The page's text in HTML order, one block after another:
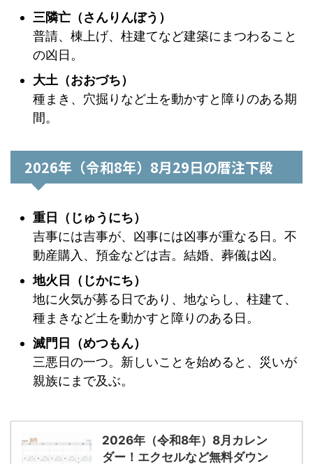
三隣亡（さんりんぼう）
普請、棟上げ、柱建てなど建築にまつわること
の凶日。
大土（おおづち）
種まき、穴掘りなど土を動かすと障りのある期
間。
2026年（令和8年）8月29日の暦注下段
重日（じゅうにち）
吉事には吉事が、凶事には凶事が重なる日。不
動産購入、預金などは吉。結婚、葬儀は凶。
地火日（じかにち）
地に火気が募る日であり、地ならし、柱建て、
種まきなど土を動かすと障りのある日。
滅門日（めつもん）
三悪日の一つ。新しいことを始めると、災いが
親族にまで及ぶ。
2026年（令和8年）8月カレン
ダー！エクセルなど無料ダウン